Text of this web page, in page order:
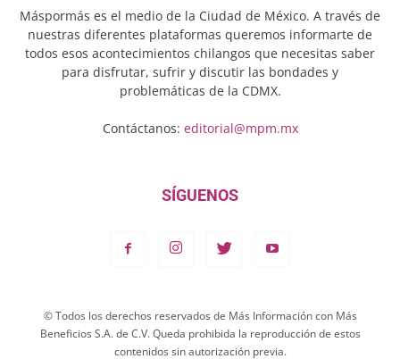
Máspormás es el medio de la Ciudad de México. A través de
nuestras diferentes plataformas queremos informarte de
todos esos acontecimientos chilangos que necesitas saber
para disfrutar, sufrir y discutir las bondades y
problemáticas de la CDMX.
Contáctanos: editorial@mpm.mx
SÍGUENOS
© Todos los derechos reservados de Más Información con Más
Beneficios S.A. de C.V. Queda prohibida la reproducción de estos
contenidos sin autorización previa.